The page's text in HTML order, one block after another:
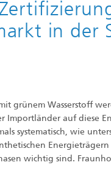
in der
grünem Wasserstoff
Importländer auf diese
systematisch, wie
Energieträgern
wichtig sind.